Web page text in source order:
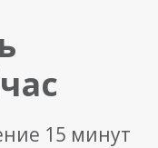
15 минут